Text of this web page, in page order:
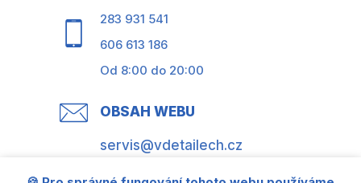
283 931 541
606 613 186
Od 8:00 do 20:00
OBSAH WEBU
servis@vdetailech.cz